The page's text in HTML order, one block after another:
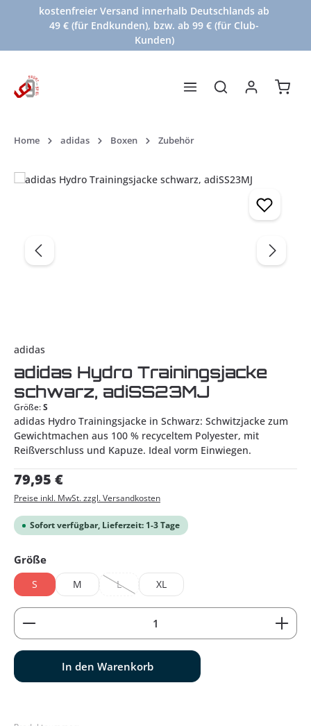
Zum Hauptinhalt springen
kostenfreier Versand innerhalb Deutschlands ab
49 € (für Endkunden), bzw. ab 99 € (für Club-
Kunden)
Home adidas Boxen Zubehör
Bildergalerie überspringen
adidas
adidas Hydro Trainingsjacke
schwarz, adiSS23MJ
Größe:S
adidas Hydro Trainingsjacke in Schwarz: Schwitzjacke zum
Gewichtmachen aus 100 % recyceltem Polyester, mit
Reißverschluss und Kapuze. Ideal vorm Einwiegen.
Regulärer Preis:
79,95 €
Preise inkl. MwSt. zzgl. Versandkosten
Sofort verfügbar, Lieferzeit: 1-3 Tage
Größeauswählen
S M L
(Diese Option ist zurzeit nicht verfügbar.)
XL
Produkt Anzahl: Gib den gewünschten Wert ein
In den Warenkorb